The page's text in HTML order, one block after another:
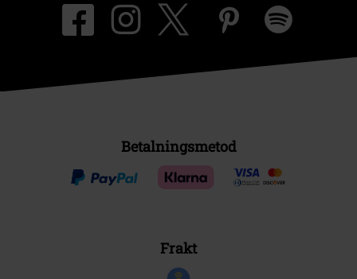
Betalningsmetod
Frakt